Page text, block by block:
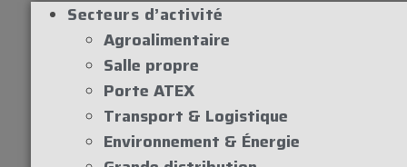
Secteurs d’activité
Agroalimentaire
Salle propre
Porte ATEX
Transport & Logistique
Environnement & Énergie